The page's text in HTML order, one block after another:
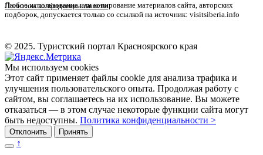
Политика конфиденциальности
Любое использование или копирование материалов сайта, авторских
подборок, допускается только со ссылкой на источник: visitsiberia.info
© 2025. Туристский портал Красноярского края
Мы используем cookies
Этот сайт применяет файлы cookie для анализа трафика и
улучшения пользовательского опыта. Продолжая работу с
сайтом, вы соглашаетесь на их использование. Вы можете
отказаться — в этом случае некоторые функции сайта могут
быть недоступны. Политика конфиденциальности >
Отклонить Принять
↑